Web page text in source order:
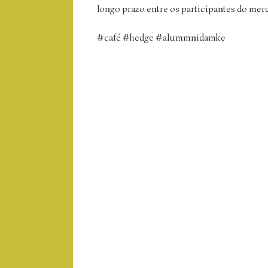
longo prazo entre os participantes do
#café #hedge #alummnidamke